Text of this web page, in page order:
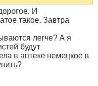
И
такое. Завтра
легче? А я
будут
в аптеке немецкое в